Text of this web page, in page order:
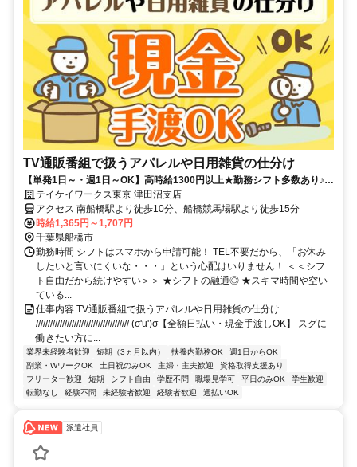
TV通販番組で扱うアパレルや日用雑貨の仕分け
【単発1日～・週1日～OK】高時給1300円以上★勤務シフト多数あり♪扶
養内やWワーク◎未経験歓迎！
テイケイワークス東京 津田沼支店
アクセス 南船橋駅より徒歩10分、船橋競馬場駅より徒歩15分
時給1,365円～1,707円
千葉県船橋市
勤務時間 シフトはスマホから申請可能！ TEL不要だから、「お休み
したいと言いにくいな・・・」という心配はいりません！ ＜＜シフ
ト自由だから続けやすい＞＞ ★シフトの融通◎ ★スキマ時間や空い
ている...
仕事内容 TV通販番組で扱うアパレルや日用雑貨の仕分け
/////////////////////////////////////// (σ'u')σ【全額日払い・現金手渡しOK】 スグに
働きたい方に...
業界未経験者歓迎 短期（3ヵ月以内） 扶養内勤務OK
週1日からOK
副業・WワークOK
土日祝のみOK 主婦・主夫歓迎
資格取得支援あり
フリーター歓迎
短期 シフト自由 学歴不問 職場見学可 平日のみOK
学生歓迎
転勤なし
経験不問 未経験者歓迎 経験者歓迎 週払いOK
派遣社員